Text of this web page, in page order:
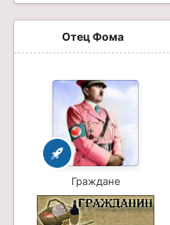
Отец Фома
Граждане